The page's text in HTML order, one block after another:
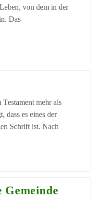
von dem in der
Das
mehr als
dass es eines der
Schrift ist. Nach
Gemeinde